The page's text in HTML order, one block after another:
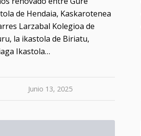
de Hendaia, Kaskarotenea
Larzabal Kolegioa de
la ikastola de Biriatu,
Ikastola…
Junio 13, 2025